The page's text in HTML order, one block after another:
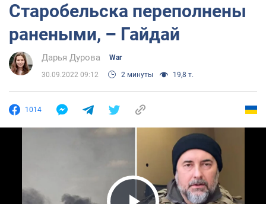
Старобельска переполнены
ранеными, – Гайдай
Дарья Дурова War
30.09.2022 09:12 2 минуты 19,8 т.
1014